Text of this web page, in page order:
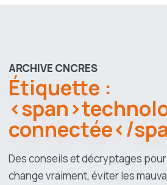
ARCHIVE CNCRES
Étiquette :
connectée</
Des conseils et décryptages
change vraiment, éviter les